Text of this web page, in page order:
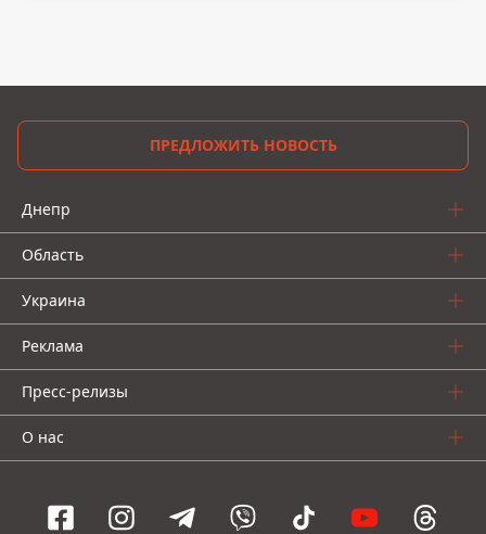
ПРЕДЛОЖИТЬ НОВОСТЬ
Днепр
Область
Украина
Реклама
Пресс-релизы
О нас